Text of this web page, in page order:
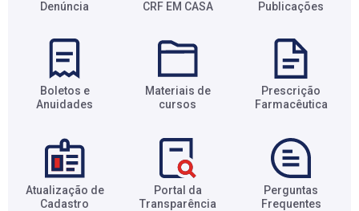
Denúncia CRF EM CASA Publicações
Boletos e
Anuidades​
Materiais de
cursos​
Prescrição
Farmacêutica​
Atualização de
Cadastro​
Portal da
Transparência​
Perguntas
Frequentes​